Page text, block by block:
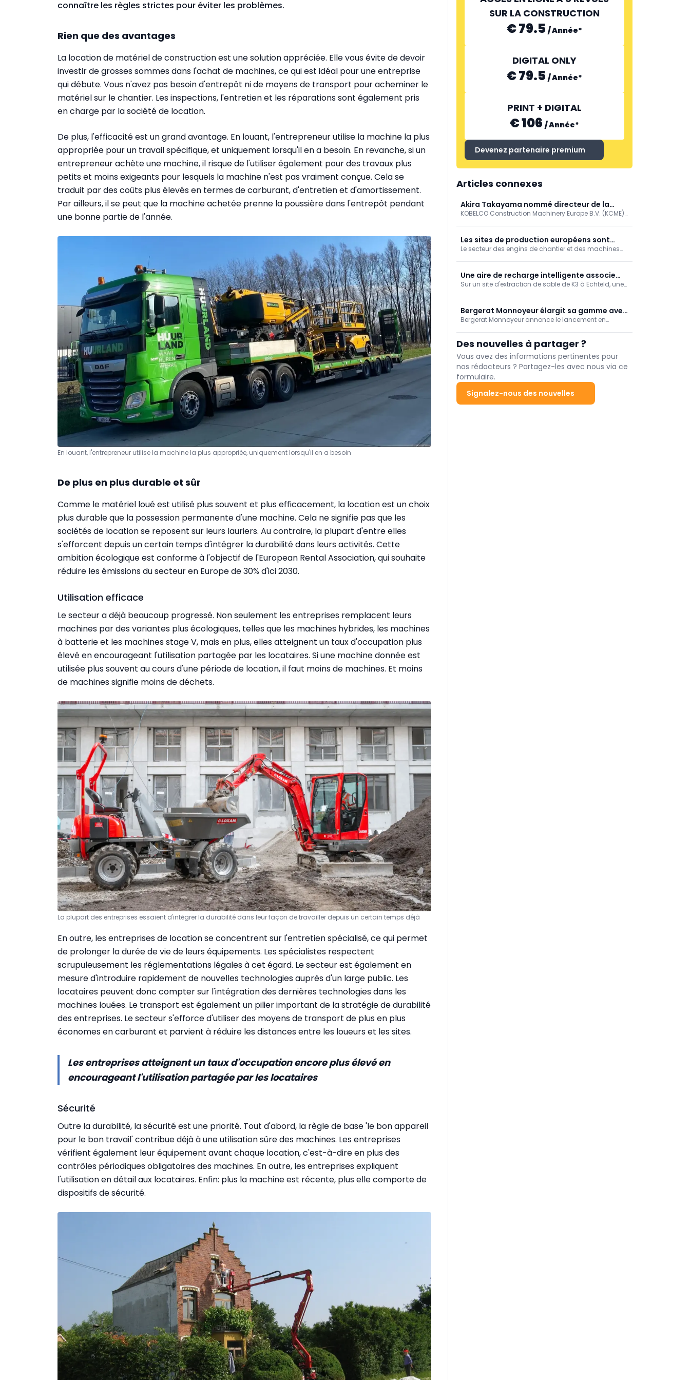
connaître les règles strictes pour éviter les problèmes.
Rien que des avantages
La location de matériel de construction est une solution appréciée. Elle vous évite de devoir
investir de grosses sommes dans l'achat de machines, ce qui est idéal pour une entreprise
qui débute. Vous n'avez pas besoin d'entrepôt ni de moyens de transport pour acheminer le
matériel sur le chantier. Les inspections, l'entretien et les réparations sont également pris
en charge par la société de location.
De plus, l'efficacité est un grand avantage. En louant, l'entrepreneur utilise la machine la plus
appropriée pour un travail spécifique, et uniquement lorsqu'il en a besoin. En revanche, si un
entrepreneur achète une machine, il risque de l'utiliser également pour des travaux plus
petits et moins exigeants pour lesquels la machine n'est pas vraiment conçue. Cela se
traduit par des coûts plus élevés en termes de carburant, d'entretien et d'amortissement.
Par ailleurs, il se peut que la machine achetée prenne la poussière dans l'entrepôt pendant
une bonne partie de l'année.
En louant, l'entrepreneur utilise la machine la plus appropriée, uniquement lorsqu'il en a besoin
De plus en plus durable et sûr
Comme le matériel loué est utilisé plus souvent et plus efficacement, la location est un choix
plus durable que la possession permanente d'une machine. Cela ne signifie pas que les
sociétés de location se reposent sur leurs lauriers. Au contraire, la plupart d'entre elles
s'efforcent depuis un certain temps d'intégrer la durabilité dans leurs activités. Cette
ambition écologique est conforme à l'objectif de l'European Rental Association, qui souhaite
réduire les émissions du secteur en Europe de 30% d'ici 2030.
Utilisation efficace
Le secteur a déjà beaucoup progressé. Non seulement les entreprises remplacent leurs
machines par des variantes plus écologiques, telles que les machines hybrides, les machines
à batterie et les machines stage V, mais en plus, elles atteignent un taux d'occupation plus
élevé en encourageant l'utilisation partagée par les locataires. Si une machine donnée est
utilisée plus souvent au cours d'une période de location, il faut moins de machines. Et moins
de machines signifie moins de déchets.
La plupart des entreprises essaient d'intégrer la durabilité dans leur façon de travailler depuis un certain temps déjà
En outre, les entreprises de location se concentrent sur l'entretien spécialisé, ce qui permet
de prolonger la durée de vie de leurs équipements. Les spécialistes respectent
scrupuleusement les réglementations légales à cet égard. Le secteur est également en
mesure d'introduire rapidement de nouvelles technologies auprès d'un large public. Les
locataires peuvent donc compter sur l'intégration des dernières technologies dans les
machines louées. Le transport est également un pilier important de la stratégie de durabilité
des entreprises. Le secteur s'efforce d'utiliser des moyens de transport de plus en plus
économes en carburant et parvient à réduire les distances entre les loueurs et les sites.
Les entreprises atteignent un taux d'occupation encore plus élevé en
encourageant l'utilisation partagée par les locataires
Sécurité
Outre la durabilité, la sécurité est une priorité. Tout d'abord, la règle de base 'le bon appareil
pour le bon travail' contribue déjà à une utilisation sûre des machines. Les entreprises
vérifient également leur équipement avant chaque location, c'est-à-dire en plus des
contrôles périodiques obligatoires des machines. En outre, les entreprises expliquent
l'utilisation en détail aux locataires. Enfin: plus la machine est récente, plus elle comporte de
dispositifs de sécurité.
SUR LA CONSTRUCTION
€ 79.5 /Année*
DIGITAL ONLY
€ 79.5 /Année*
PRINT + DIGITAL
€ 106 /Année*
Devenez partenaire premium
Articles connexes
Akira Takayama nommé directeur de la
division Grues chez Kobelco
KOBELCO Construction Machinery Europe B.V. (KCME)
Grues.
Les sites de production européens sont
soumis à une pression croissante
Le secteur des engins de chantier et des machines
croissante. Ce ne sont plus les fluctuations
conjoncturelles, mais des problèmes structurels qui
Une aire de recharge intelligente associe
l'énergie solaire à la construction sans
émissions
Sur un site d'extraction de sable de K3 à Echteld, une
localement pour recharger des engins de chantier
électriques.
Bergerat Monnoyeur élargit sa gamme avec
les télescopiques Faresin
Bergerat Monnoyeur annonce le lancement en
partenariat stratégique, le distributeur est en mesure
de proposer à ses clients une gamme complète
d'équipements de manutention et de levage.
Des nouvelles à partager ?
Vous avez des informations pertinentes pour
nos rédacteurs ? Partagez-les avec nous via ce
formulaire.
Signalez-nous des nouvelles